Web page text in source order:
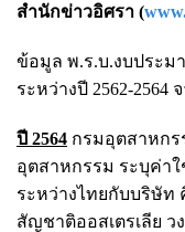
สำนักข่าวอิศรา (
ข้อมูล พ.ร.บ.งบประม
ระหว่างปี 2562-
ปี 2564 กรมอุตสาหกร
อุตสาหกรรม ระบุค่า
ระหว่างไทยกับบริษัท
สัญชาติออสเตรเลีย วง